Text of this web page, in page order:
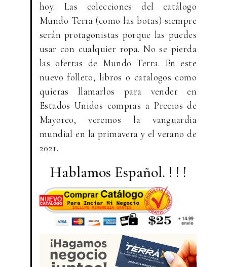
hoy. Las colecciones del catálogo
Mundo Terra (como las botas) siempre
serán protagonistas porque las puedes
usar con cualquier ropa. No se pierda
las ofertas de Mundo Terra. En este
nuevo folleto, libros o catalogos como
quieras llamarlos para vender en
Estados Unidos compras a Precios de
Mayoreo, veremos la vanguardia
mundial en la primavera y el verano de
2021.
Hablamos Español. ! ! !